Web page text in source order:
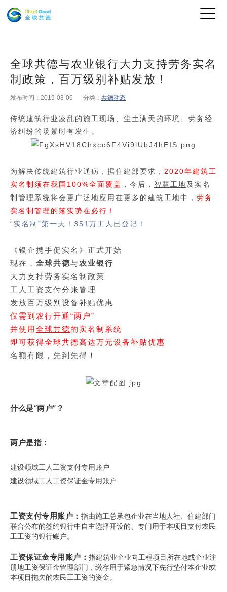
全球共德与农业银行大力支持劳务实名
制政策，百万级别补贴发放！
发布时间：2019-03-06 分类： 共德动态
传统建筑行业凌乱的施工现场、尘土满天的环境、劳务经
济纠纷的场景时有发生。
为解决传统建筑行业通病，据住建部要求， 2020年建筑工
实名制须在我国100%全面覆盖 ，今后， 智慧工地及实名
制管理系统将会更广泛地应用在更多的建筑工地中， 劳务
实名制管理的落实势在必行！
“实名制”第一天！351万工人已登记！
《银企携手促实名》正式开始
现在， 全球共德与农业银行
大力支持劳务实名制政策
工人工资支付分账管理
发放百万级别设备补贴优惠
仅需到农行开通“两户”
并使用全球共德的实名制系统
即可获得全球共德高达万元设备补贴优惠
名额有限，先到先得！
什么是“两户”？
两户是指：
建设领域工人工资支付专用账户
建设领域工人工资保证金专用账户
工资支付专用账户： 指由施工总承包企业在当地人社、住建部门
联合公布的签约银行中自主选择开设的、专门用于本项目支付农民
工工资的银行账户。
工资保证金专用账户：指建筑业企业向工程项目所在地或企业注
册地工资保证金管理部门，缴存用于紧急情况下先行垫付本企业或
本项目拖欠的农民工工资的资金。